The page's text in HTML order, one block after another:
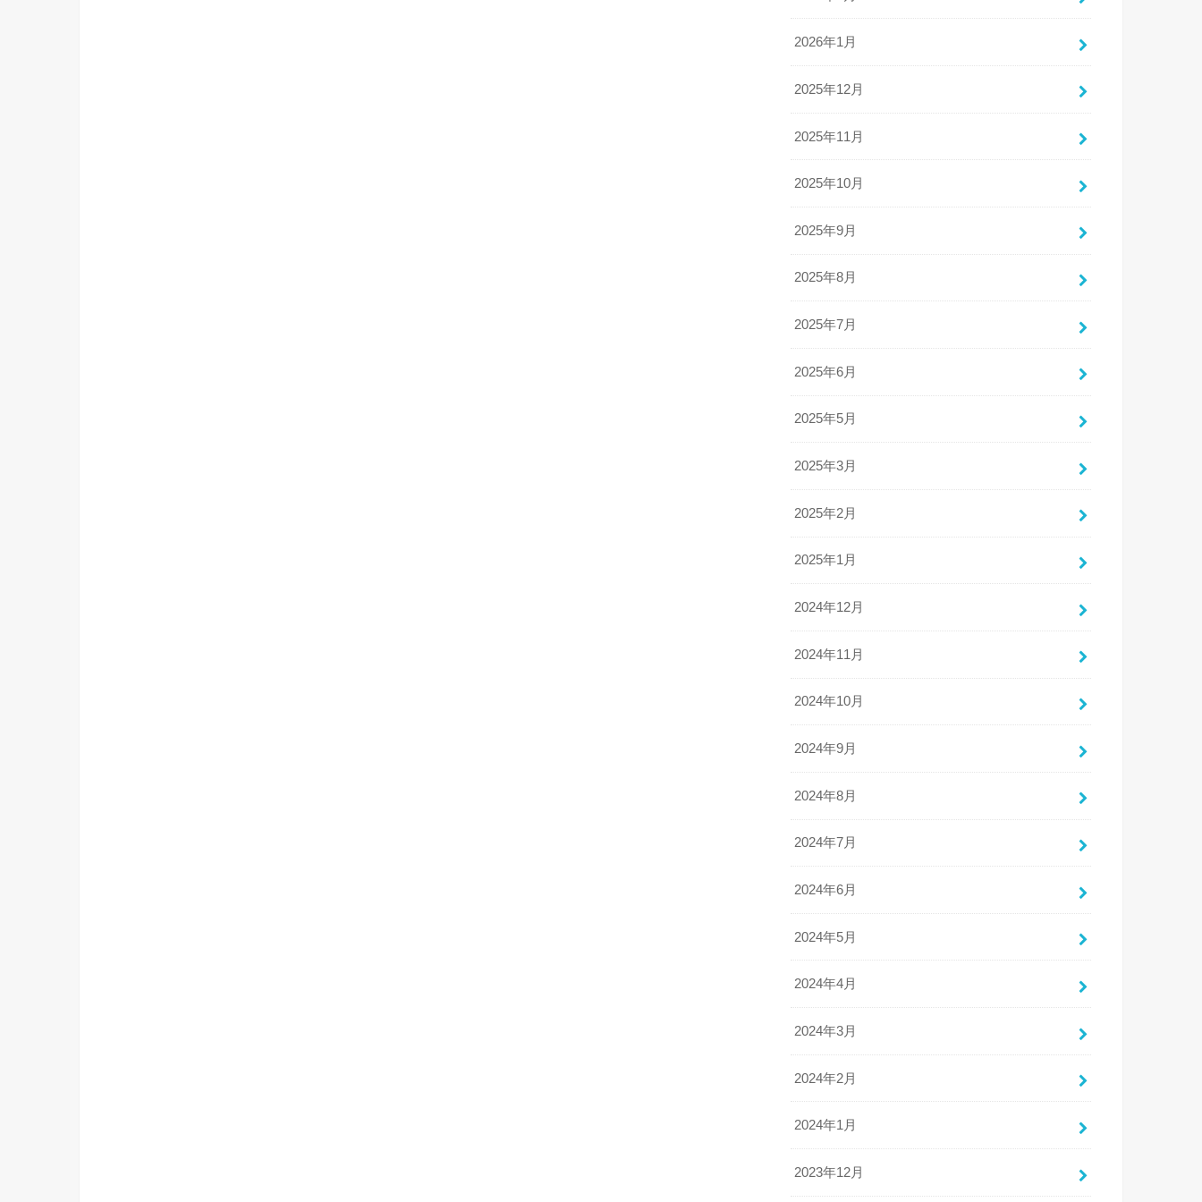
2026年1月
2025年12月
2025年11月
2025年10月
2025年9月
2025年8月
2025年7月
2025年6月
2025年5月
2025年3月
2025年2月
2025年1月
2024年12月
2024年11月
2024年10月
2024年9月
2024年8月
2024年7月
2024年6月
2024年5月
2024年4月
2024年3月
2024年2月
2024年1月
2023年12月